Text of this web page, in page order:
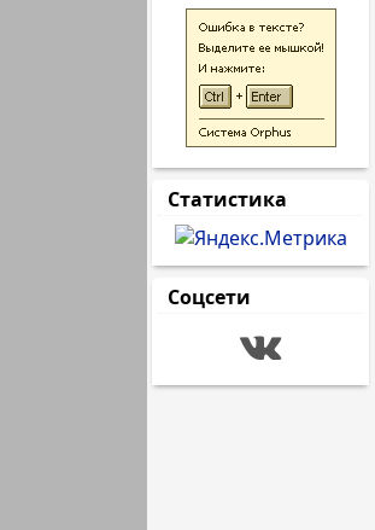
Статистика
Соцсети